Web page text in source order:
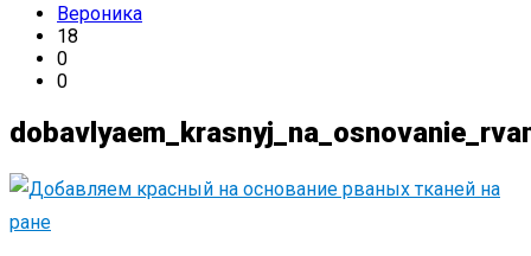
Вероника
18
0
0